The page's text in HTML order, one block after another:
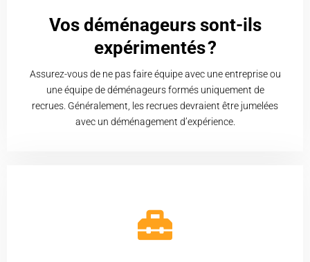
Vos déménageurs sont-ils
expérimentés ?
Assurez-vous de ne pas faire équipe avec une entreprise ou
une équipe de déménageurs formés uniquement de
recrues. Généralement, les recrues devraient être jumelées
avec un déménagement d’expérience.